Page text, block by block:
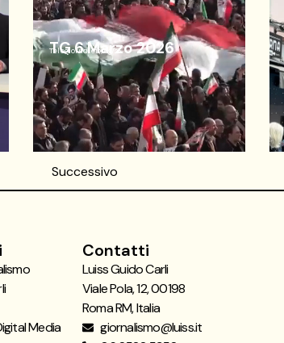
TG 6 Marzo 2026
Telegiornale19/03/26
Successivo
Media
Contatti
Luiss Guido Carli
Viale Pola, 12, 00198
Roma RM, Italia
giornalismo@luiss.it